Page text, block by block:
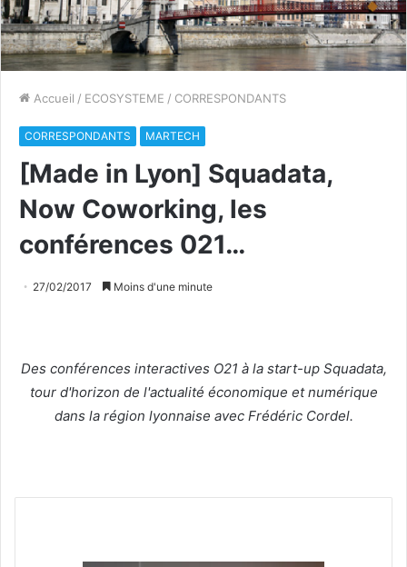
Accueil / ECOSYSTEME / CORRESPONDANTS
CORRESPONDANTS MARTECH
[Made in Lyon] Squadata,
Now Coworking, les
conférences 021…
27/02/2017 Moins d'une minute
Des conférences interactives O21​ à la start-up Squadata,
tour d'horizon de l'actualité économique et numérique
dans la région lyonnaise avec Frédéric Cordel.